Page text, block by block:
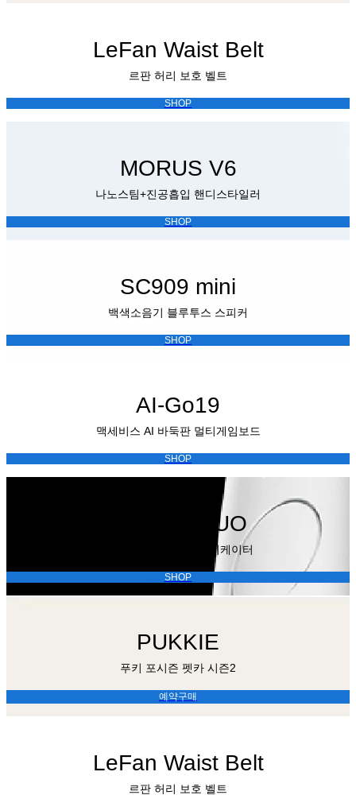
LeFan Waist Belt
르판 허리 보호 벨트
SHOP
MORUS V6
나노스팀+진공흡입 핸디스타일러
SHOP
SC909 mini
백색소음기 블루투스 스피커
SHOP
AI-Go19
맥세비스 AI 바둑판 멀티게임보드
SHOP
rootique DUO
루티끄 헤어토닉 어플리케이터
SHOP
PUKKIE
푸키 포시즌 펫카 시즌2
예약구매
LeFan Waist Belt
르판 허리 보호 벨트